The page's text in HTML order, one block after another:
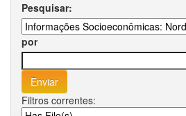
Pesquisar:
por
Filtros correntes: